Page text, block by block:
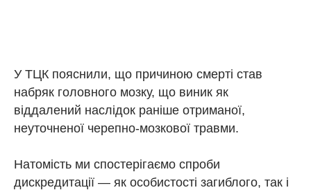
У ТЦК пояснили, що причиною смерті став
набряк головного мозку, що виник як
віддалений наслідок раніше отриманої,
неуточненої черепно-мозкової травми.
Натомість ми спостерігаємо спроби
дискредитації — як особистості загиблого, так і